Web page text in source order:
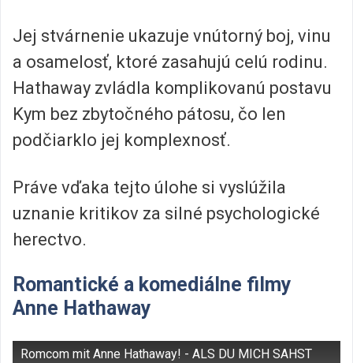
Jej stvárnenie ukazuje vnútorný boj, vinu
a osamelosť, ktoré zasahujú celú rodinu.
Hathaway zvládla komplikovanú postavu
Kym bez zbytočného pátosu, čo len
podčiarklo jej komplexnosť.
Práve vďaka tejto úlohe si vyslúžila
uznanie kritikov za silné psychologické
herectvo.
Romantické a komediálne filmy
Anne Hathaway
Romcom mit Anne Hathaway! - ALS DU MICH SAHST